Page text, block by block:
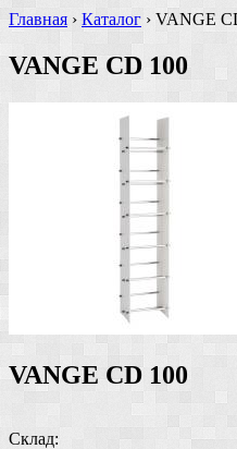
Главная › Каталог › VANGE
VANGE CD 100
VANGE CD 100
Склад: